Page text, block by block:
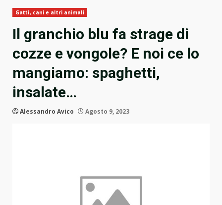
Gatti, cani e altri animali
Il granchio blu fa strage di
cozze e vongole? E noi ce lo
mangiamo: spaghetti,
insalate…
Alessandro Avico Agosto 9, 2023